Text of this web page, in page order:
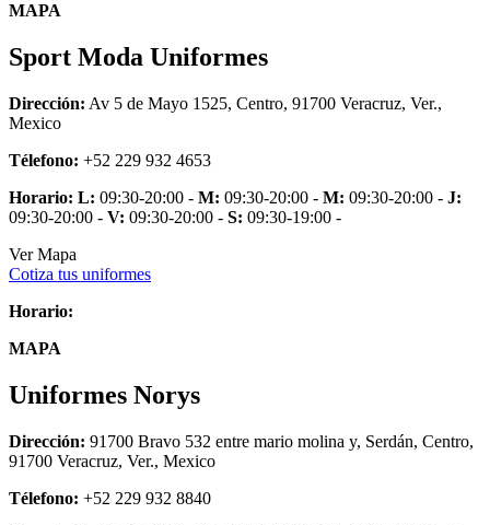
MAPA
Sport Moda Uniformes
Dirección: Av 5 de Mayo 1525, Centro, 91700 Veracruz, Ver.,
Mexico
Télefono: +52 229 932 4653
Horario: L: 09:30-20:00 - M: 09:30-20:00 - M: 09:30-20:00 - J:
09:30-20:00 - V: 09:30-20:00 - S: 09:30-19:00 -
Ver Mapa
Cotiza tus uniformes
Horario:
MAPA
Uniformes Norys
Dirección: 91700 Bravo 532 entre mario molina y, Serdán, Centro,
91700 Veracruz, Ver., Mexico
Télefono: +52 229 932 8840